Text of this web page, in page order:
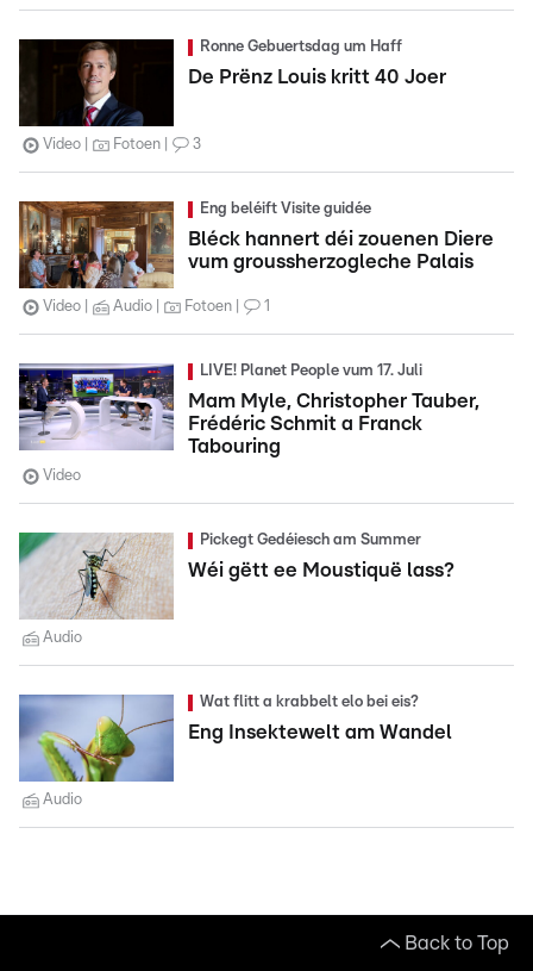
Ronne Gebuertsdag um Haff
De Prënz Louis kritt 40 Joer
Video Fotoen 3
Eng beléift Visite guidée
Bléck hannert déi zouenen Diere
vum groussherzogleche Palais
Video Audio Fotoen 1
LIVE! Planet People vum 17. Juli
Mam Myle, Christopher Tauber,
Frédéric Schmit a Franck
Tabouring
Video
Pickegt Gedéiesch am Summer
Wéi gëtt ee Moustiquë lass?
Audio
Wat flitt a krabbelt elo bei eis?
Eng Insektewelt am Wandel
Audio
Back to Top